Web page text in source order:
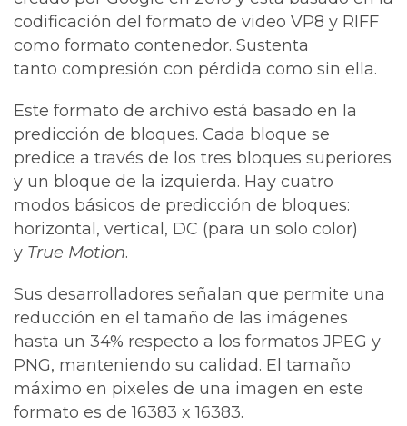
codificación del formato de video VP8 y RIFF
como formato contenedor. Sustenta
tanto compresión con pérdida como sin ella.
Este formato de archivo está basado en la
predicción de bloques. Cada bloque se
predice a través de los tres bloques superiores
y un bloque de la izquierda. Hay cuatro
modos básicos de predicción de bloques:
horizontal, vertical, DC (para un solo color)
y True Motion.
Sus desarrolladores señalan que permite una
reducción en el tamaño de las imágenes
hasta un 34% respecto a los formatos JPEG y
PNG, manteniendo su calidad. El tamaño
máximo en pixeles de una imagen en este
formato es de 16383 x 16383.